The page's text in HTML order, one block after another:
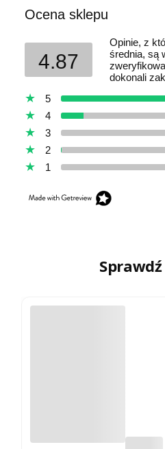
Ocena sklepu
4.87
Opinie, z
średnia, są
dokonali
5
4
3
2
1